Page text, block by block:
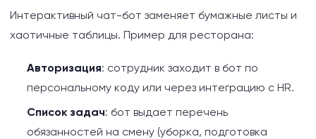
Интерактивный чат-бот заменяет бумажные листы и
хаотичные таблицы. Пример для ресторана:
Авторизация: сотрудник заходит в бот по
персональному коду или через интеграцию с HR.
Список задач: бот выдает перечень
обязанностей на смену (уборка, подготовка